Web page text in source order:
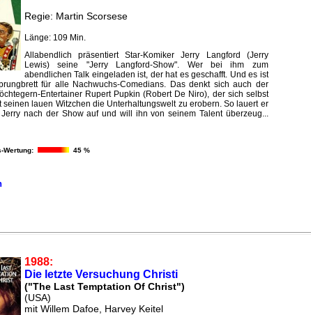
Regie: Martin Scorsese
Länge: 109 Min.
Allabendlich präsentiert Star-Komiker Jerry Langford (Jerry
Lewis) seine "Jerry Langford-Show". Wer bei ihm zum
abendlichen Talk eingeladen ist, der hat es geschafft. Und es ist
für alle Nachwuchs-Comedians. Das denkt sich auch der
Entertainer Rupert Pupkin (Robert De Niro), der sich selbst
seinen lauen Witzchen die Unterhaltungswelt zu erobern. So lauert er
nach der Show auf und will ihn von seinem Talent überzeug...
Wertung: 45 %
1988:
Die letzte Versuchung Christi
("The Last Temptation Of Christ")
(USA)
mit Willem Dafoe, Harvey Keitel